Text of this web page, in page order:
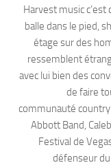
Harvest music
balle dans le pied,
étage sur des
ressemblent
avec lui bien des
de faire
communauté country
Abbott Band,
Festival de
défenseur